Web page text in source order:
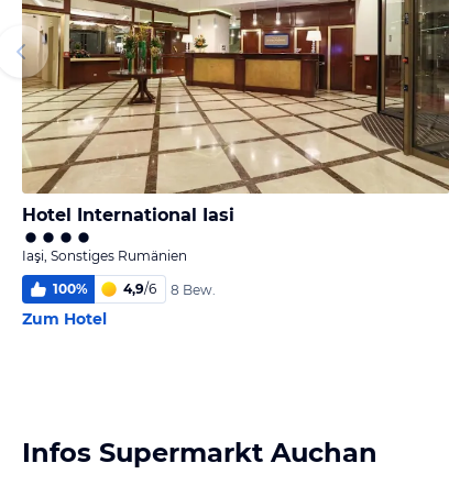
Hotel International Iasi
Iaşi, Sonstiges Rumänien
100% 4,9/6 8 Bew.
Zum Hotel
Infos Supermarkt Auchan